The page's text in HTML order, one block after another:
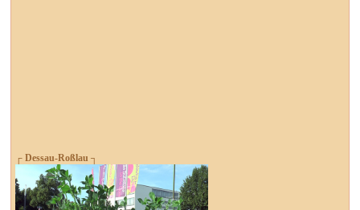
┌ Dessau-Roßlau ┐